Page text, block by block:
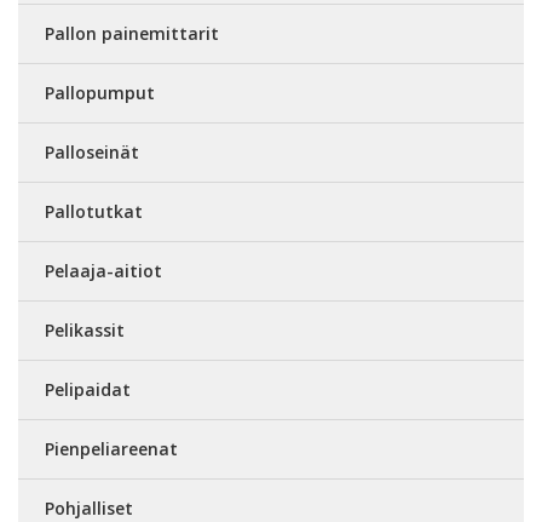
Pallon painemittarit
Pallopumput
Palloseinät
Pallotutkat
Pelaaja-aitiot
Pelikassit
Pelipaidat
Pienpeliareenat
Pohjalliset